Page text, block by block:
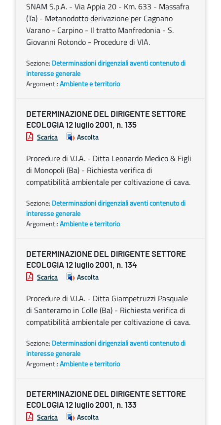
SNAM S.p.A. - Via Appia 20 - Km. 633 - Massafra
(Ta) - Metanodotto derivazione per Cagnano
Varano - Carpino - Il tratto Manfredonia - S.
Giovanni Rotondo - Procedure di VIA.
Sezione: Determinazioni dirigenziali aventi contenuto di
interesse generale
Argomenti:Ambiente e territorio
DETERMINAZIONE DEL DIRIGENTE SETTORE
ECOLOGIA 12 luglio 2001, n. 135
Scarica Ascolta
Procedure di V.I.A. - Ditta Leonardo Medico & Figli
di Monopoli (Ba) - Richiesta verifica di
compatibilità ambientale per coltivazione di cava.
Sezione: Determinazioni dirigenziali aventi contenuto di
interesse generale
Argomenti:Ambiente e territorio
DETERMINAZIONE DEL DIRIGENTE SETTORE
ECOLOGIA 12 luglio 2001, n. 134
Scarica Ascolta
Procedure di V.I.A. - Ditta Giampetruzzi Pasquale
di Santeramo in Colle (Ba) - Richiesta verifica di
compatibilità ambientale per coltivazione di cava.
Sezione: Determinazioni dirigenziali aventi contenuto di
interesse generale
Argomenti:Ambiente e territorio
DETERMINAZIONE DEL DIRIGENTE SETTORE
ECOLOGIA 12 luglio 2001, n. 133
Scarica Ascolta